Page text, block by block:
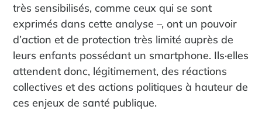
très sensibilisés, comme ceux qui se sont
exprimés dans cette analyse –, ont un pouvoir
d’action et de protection très limité auprès de
leurs enfants possédant un smartphone. Ils·elles
attendent donc, légitimement, des réactions
collectives et des actions politiques à hauteur de
ces enjeux de santé publique.